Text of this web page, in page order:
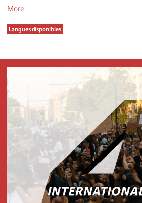
More
Langues disponibles